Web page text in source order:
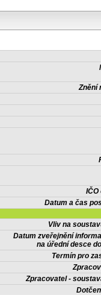
Znění
IČO
Datum a čas
Vliv na
Datum zveřejnění
na úřední desce
Termín pro
Zpracovatel -